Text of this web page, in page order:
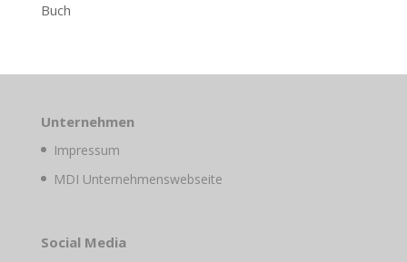
Buch
Unternehmen
Impressum
MDI Unternehmenswebseite
Social Media